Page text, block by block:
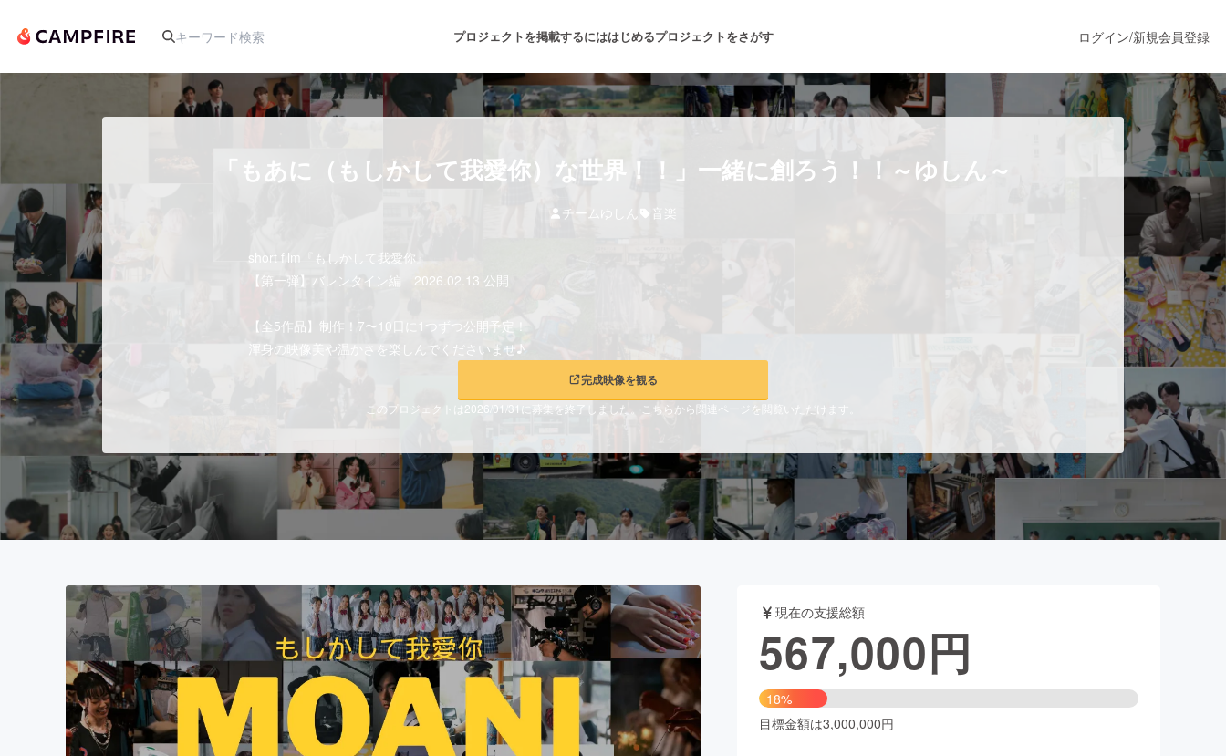
プロジェクトを掲載するにははじめるプロジェクトをさがす
注目のリターン注目の新着プロジェクト 募集終了が近いプロジェクト もうすぐ公開されます
舞台・パフォーマンス
テクノロジー・ガジェット ゲーム・サービス開発
書籍・雑誌出版
CAMPFIRE for Social GoodCAMPFIRE Creation
CAMPFIREふるさと納税 machi-yaコミュニティ
ログイン/新規会員登録
「もあに（もしかして我愛你）な世界！！」一緒に創ろう！！～ゆしん～
チームゆしん 音楽
short film『もしかして我愛你』
【第一弾】バレンタイン編 2026.02.13 公開
【全5作品】制作！7〜10日に1つずつ公開予定！
渾身の映像美や温かさを楽しんでくださいませ♪
完成映像を観る
このプロジェクトは2026/01/31に募集を終了しました。こちらから関連ページを閲覧いただけます。
現在の支援総額
567,000円
18%
目標金額は3,000,000円